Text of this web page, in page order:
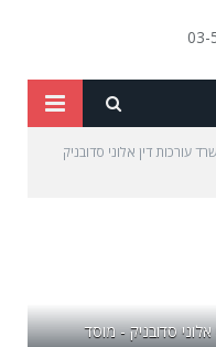
SEARCH
עורכות דין אלוני סדובניק
סדובניק - מוסד